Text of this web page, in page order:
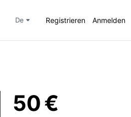
de Registrieren Anmelden
50 €